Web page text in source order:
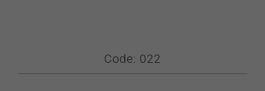
Code: 022